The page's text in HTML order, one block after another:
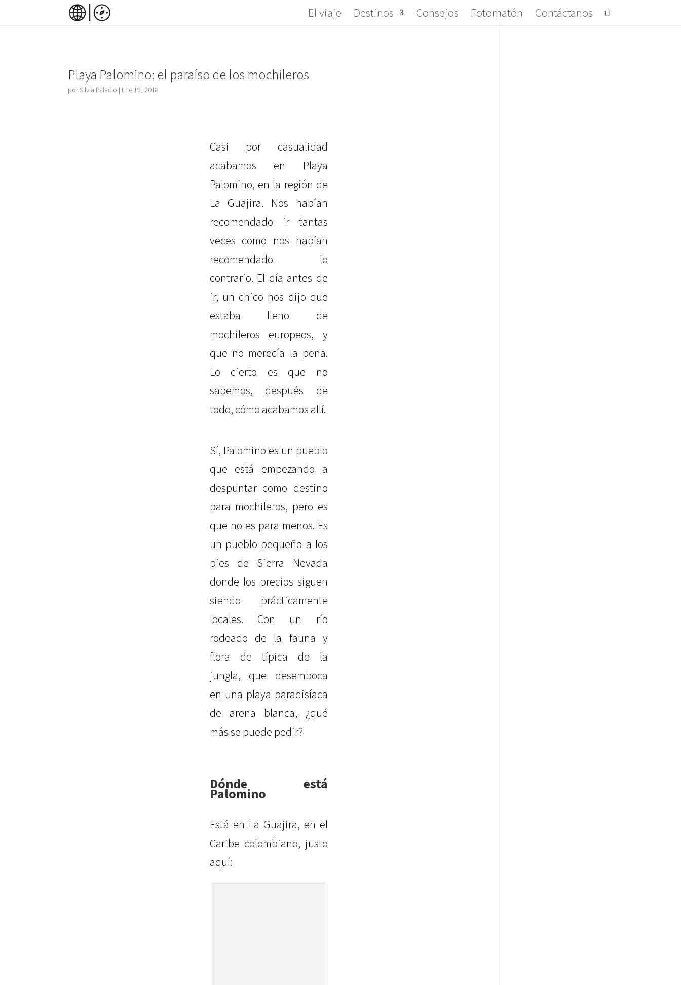
El viaje Destinos Consejos Fotomatón Contáctanos
Playa Palomino: el paraíso de los mochileros
porSilvia Palacio | Ene 19, 2018
Casi por casualidad
acabamos en Playa
Palomino, en la región de
La Guajira. Nos habían
recomendado ir tantas
veces como nos habían
recomendado lo
contrario. El día antes de
ir, un chico nos dijo que
estaba lleno de
mochileros europeos, y
que no merecía la pena.
Lo cierto es que no
sabemos, después de
todo, cómo acabamos allí.
Sí, Palomino es un pueblo
que está empezando a
despuntar como destino
para mochileros, pero es
que no es para menos. Es
un pueblo pequeño a los
pies de Sierra Nevada
donde los precios siguen
siendo prácticamente
locales. Con un río
rodeado de la fauna y
flora de típica de la
jungla, que desemboca
en una playa paradisíaca
de arena blanca, ¿qué
más se puede pedir?
Dónde está
Palomino
Está en La Guajira, en el
Caribe colombiano, justo
aquí: